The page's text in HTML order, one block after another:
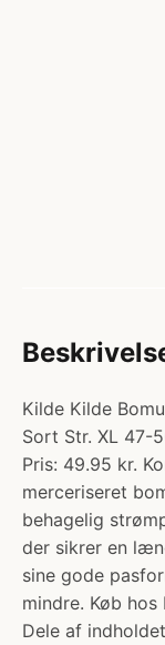
Kilde Kilde
Sort Str. XL 47-
Pris: 49.95 kr.
merceriseret
behagelig
der sikrer en
sine gode
mindre. Køb hos
Dele af